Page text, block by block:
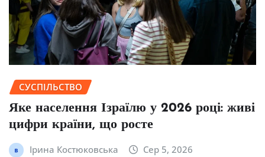
СУСПІЛЬСТВО
Яке населення Ізраїлю у 2026 році: живі
цифри країни, що росте
Ірина Костюковська Сер 5, 2026